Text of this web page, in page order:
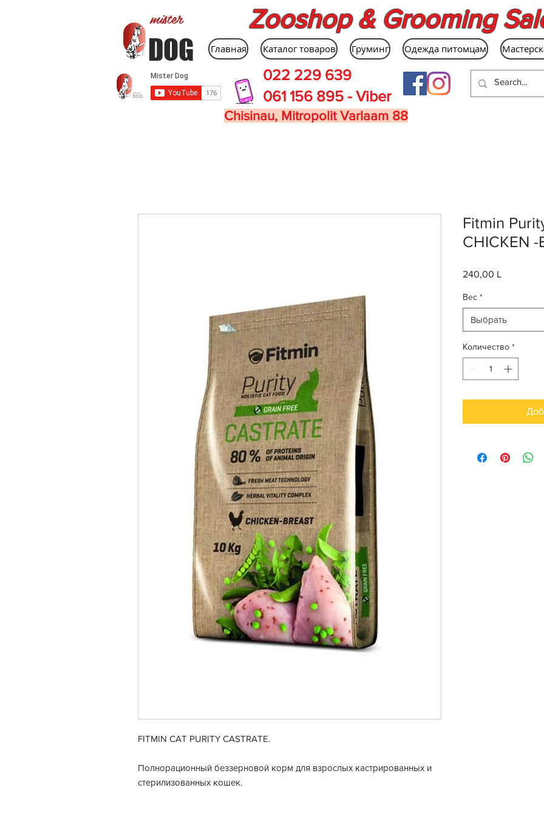
mister
DOG
Zooshop & Grooming
Главная Каталог товаров Груминг Одежда питомцам
022 229 639
061 156 895 - Viber
Chisinau, Mitropolit Varlaam 88
FITMIN CAT PURITY CASTRATE.
Полнорационный беззерновой корм для взрослых кастрированных и
стерилизованных кошек.
Fitmin
CHICKEN -
240,00 LЦена
Вес *
Выбрать
Количество *